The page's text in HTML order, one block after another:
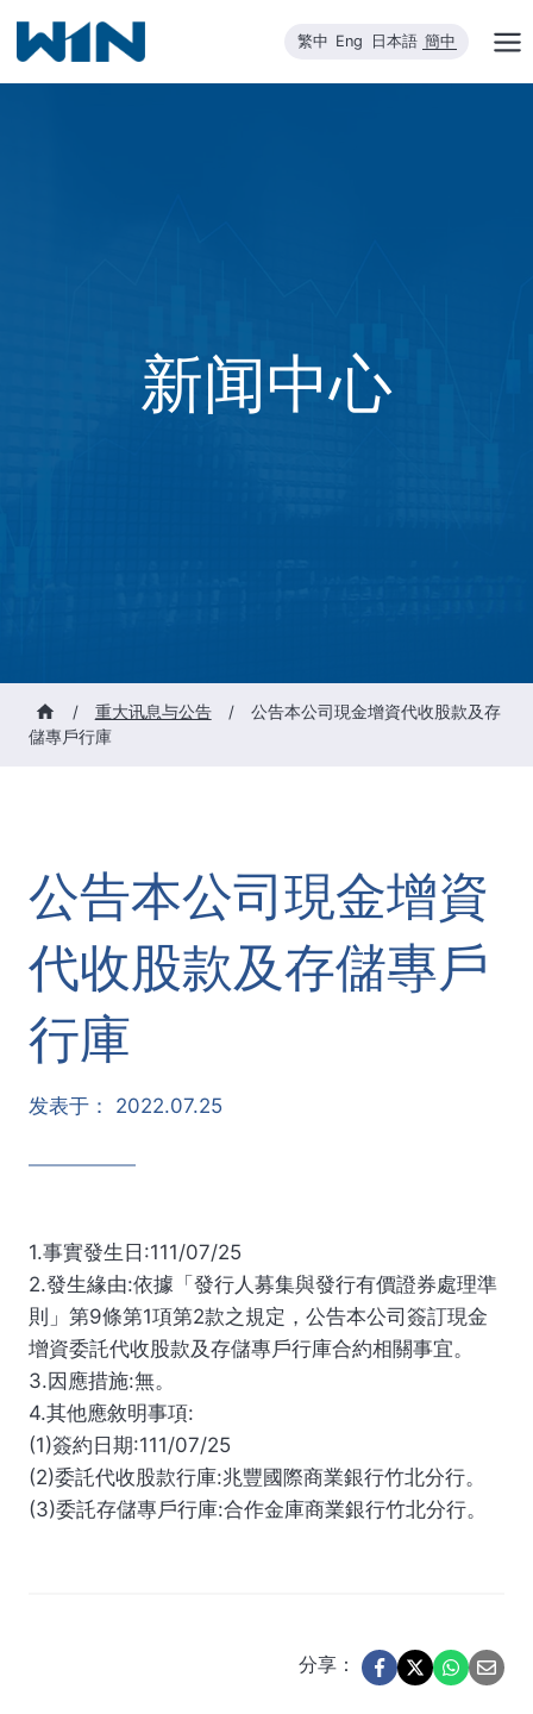
内
繁中 Eng 日本語 簡中
新闻中心
/ 重大讯息与公告 /
公告本公司現金增資代收股款及存
儲專戶行庫
公告本公司現金增資
代收股款及存儲專戶
行庫
发表于： 2022.07.25
1.事實發生日:111/07/25
2.發生緣由:依據「發行人募集與發行有價證券處理準
則」第9條第1項第2款之規定，公告本公司簽訂現金
增資委託代收股款及存儲專戶行庫合約相關事宜。
3.因應措施:無。
4.其他應敘明事項:
(1)簽約日期:111/07/25
(2)委託代收股款行庫:兆豐國際商業銀行竹北分行。
(3)委託存儲專戶行庫:合作金庫商業銀行竹北分行。
分享：